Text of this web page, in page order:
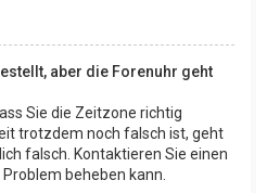
aber die Forenuhr geht
Sie die Zeitzone richtig
trotzdem noch falsch ist, geht
falsch. Kontaktieren Sie einen
beheben kann.